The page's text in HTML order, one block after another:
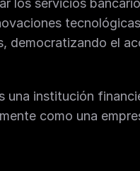
los servicios
el
una institución
como una